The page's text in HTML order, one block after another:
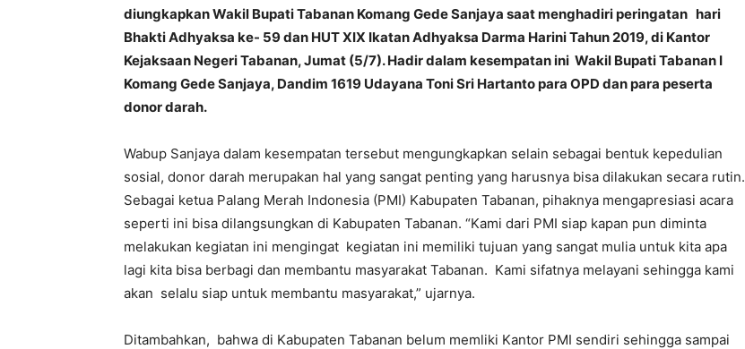
diungkapkan Wakil Bupati Tabanan Komang Gede Sanjaya saat menghadiri peringatan hari
Bhakti Adhyaksa ke- 59 dan HUT XIX Ikatan Adhyaksa Darma Harini Tahun 2019, di Kantor
Kejaksaan Negeri Tabanan, Jumat (5/7). Hadir dalam kesempatan ini Wakil Bupati Tabanan I
Komang Gede Sanjaya, Dandim 1619 Udayana Toni Sri Hartanto para OPD dan para peserta
donor darah.
Wabup Sanjaya dalam kesempatan tersebut mengungkapkan selain sebagai bentuk kepedulian
sosial, donor darah merupakan hal yang sangat penting yang harusnya bisa dilakukan secara rutin.
Sebagai ketua Palang Merah Indonesia (PMI) Kabupaten Tabanan, pihaknya mengapresiasi acara
seperti ini bisa dilangsungkan di Kabupaten Tabanan. “Kami dari PMI siap kapan pun diminta
melakukan kegiatan ini mengingat kegiatan ini memiliki tujuan yang sangat mulia untuk kita apa
lagi kita bisa berbagi dan membantu masyarakat Tabanan. Kami sifatnya melayani sehingga kami
akan selalu siap untuk membantu masyarakat,” ujarnya.
Ditambahkan, bahwa di Kabupaten Tabanan belum memliki Kantor PMI sendiri sehingga sampai